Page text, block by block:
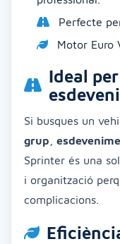
Perfecte
Motor Euro
Ideal
Si busques un
grup
Sprinter és una
i organització
complicacions.